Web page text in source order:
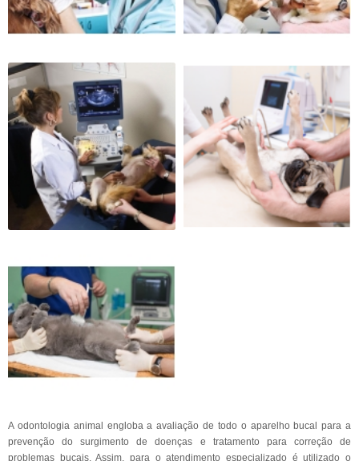
A odontologia animal engloba a avaliação de todo o aparelho bucal para a
prevenção do surgimento de doenças e tratamento para correção de
problemas bucais. Assim, para o atendimento especializado é utilizado o